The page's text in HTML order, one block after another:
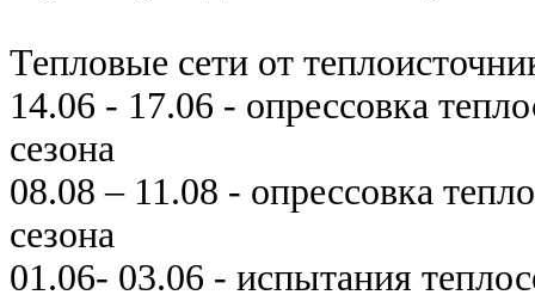
Тепловые сети от
14.06 - 17.06 - опрессовка
сезона
08.08 – 11.08 - опрессовка
сезона
01.06- 03.06 - испытания